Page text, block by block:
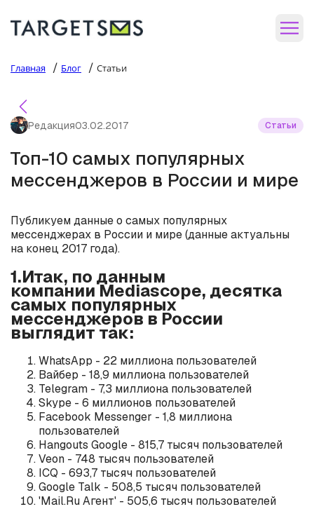
Главная / Блог / Статьи
Редакция03.02.2017 Статьи
Топ-10 самых популярных
мессенджеров в России и мире
Публикуем данные о самых популярных
мессенджерах в России и мире (данные актуальны
на конец 2017 года).
1.Итак, по данным
компании Mediascope, десятка
самых популярных
мессенджеров в России
выглядит так:
WhatsApp - 22 миллиона пользователей
Вайбер - 18,9 миллиона пользователей
Telegram - 7,3 миллиона пользователей
Skype - 6 миллионов пользователей
Facebook Messenger - 1,8 миллиона
пользователей
Hangouts Google - 815,7 тысяч пользователей
Veon - 748 тысяч пользователей
ICQ - 693,7 тысяч пользователей
Google Talk - 508,5 тысяч пользователей
'Mail.Ru Агент' - 505,6 тысяч пользователей